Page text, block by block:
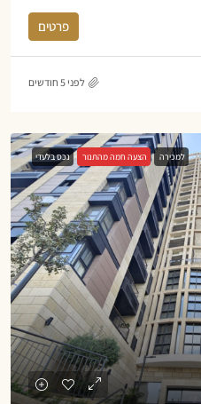
פרטים
לפני 5 חודשים
למכירה הצעה חמה מהתנור נכס בלעדי